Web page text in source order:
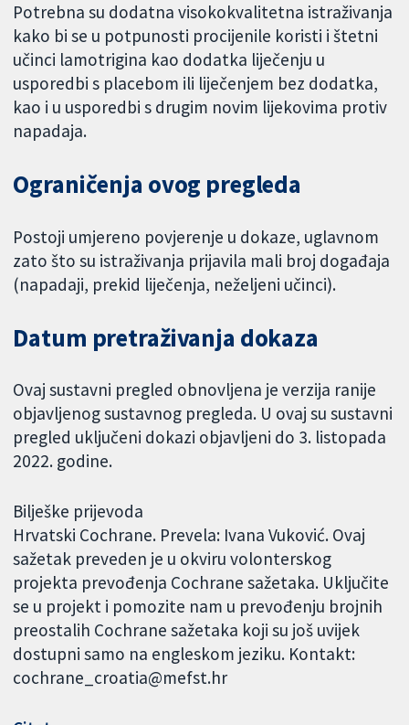
Potrebna su dodatna visokokvalitetna istraživanja
kako bi se u potpunosti procijenile koristi i štetni
učinci lamotrigina kao dodatka liječenju u
usporedbi s placebom ili liječenjem bez dodatka,
kao i u usporedbi s drugim novim lijekovima protiv
napadaja.
Ograničenja ovog pregleda
Postoji umjereno povjerenje u dokaze, uglavnom
zato što su istraživanja prijavila mali broj događaja
(napadaji, prekid liječenja, neželjeni učinci).
Datum pretraživanja dokaza
Ovaj sustavni pregled obnovljena je verzija ranije
objavljenog sustavnog pregleda. U ovaj su sustavni
pregled uključeni dokazi objavljeni do 3. listopada
2022. godine.
Bilješke prijevoda
Hrvatski Cochrane. Prevela: Ivana Vuković. Ovaj
sažetak preveden je u okviru volonterskog
projekta prevođenja Cochrane sažetaka. Uključite
se u projekt i pomozite nam u prevođenju brojnih
preostalih Cochrane sažetaka koji su još uvijek
dostupni samo na engleskom jeziku. Kontakt:
cochrane_croatia@mefst.hr